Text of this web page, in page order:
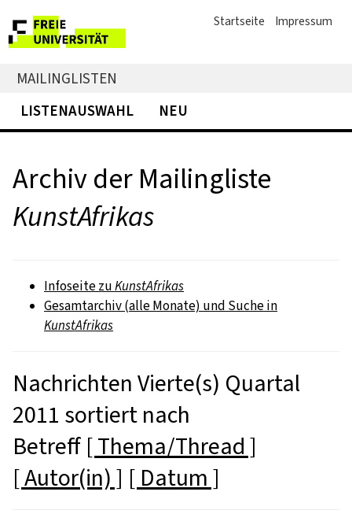
Startseite Impressum
MAILINGLISTEN
LISTENAUSWAHL
NEU
Archiv der Mailingliste
KunstAfrikas
Infoseite zuKunstAfrikas
Gesamtarchiv (alle Monate) und Suche in
KunstAfrikas
Nachrichten Vierte(s) Quartal
2011 sortiert nach
Betreff [ Thema/Thread ]
[ Autor(in) ] [ Datum ]